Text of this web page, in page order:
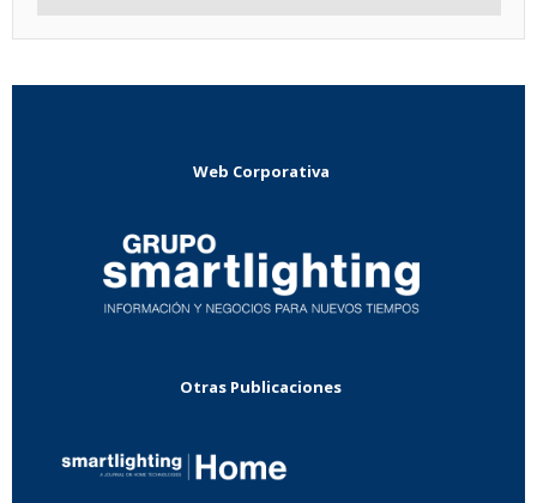
Web Corporativa
Otras Publicaciones